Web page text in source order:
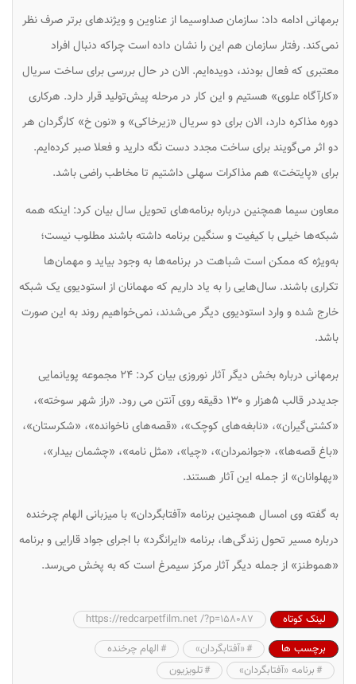
برمهانی ادامه داد: سازمان صداوسیما از عناوین و ویژندهای برتر صرف نظر
نمی‌کند. رفتار سازمان هم این را نشان داده است چراکه دنبال افراد
معتبری که فعال بودند، دویده‌ایم. الان در حال بررسی برای ساخت سریال
«کارآگاه علوی» هستیم و این کار در مرحله پیش‌تولید قرار دارد. هرکاری
دوره مذاکره دارد، الان برای دو سریال «زیرخاکی» و «نون خ» کارگردان هر
دو اثر می‌گویند برای ساخت ‌مجدد دست نگه دارید و فعلا صبر کرده‌ایم.
برای «پایتخت» هم مذاکرات سهلی داشتیم تا مخاطب راضی باشد.
معاون سیما همچنین درباره برنامه‌های تحویل سال بیان کرد: اینکه همه
شبکه‌ها خیلی با کیفیت و سنگین برنامه داشته باشند مطلوب نیست؛
به‌ویژه که ممکن است شباهت در برنامه‌ها به وجود بیاید و مهمان‌ها
تکراری باشند. سال‌هایی را به یاد داریم که مهمانان از استودیوی یک‌ شبکه
خارج شده و وارد استودیوی دیگر می‌شدند، نمی‌خواهیم روند به این صورت
باشد.
برمهانی درباره بخش دیگر آثار نوروزی بیان کرد: ۲۴ مجموعه پویانمایی
جدیددر قالب ۵هزار و ۱۳۰ دقیقه روی آنتن می رود. «راز شهر سوخته»،
«کشتی‌گیران»، «نابغه‌های کوچک»، «قصه‌های ناخوانده»، «شکرستان»،
«باغ قصه‌ها»، «جوانمردان»، «چیا»، «مثل نامه»، «چشمان بیدار»،
«پهلوانان» از جمله این آثار هستند.
به گفته وی امسال همچنین برنامه «آفتابگردان» با میزبانی الهام چرخنده
درباره مسیر تحول زندگی‌ها، برنامه «ایرانگرد» با اجرای جواد قارایی و برنامه
«هموطنز» از جمله دیگر آثار مرکز سیمرغ است که به پخش می‌رسد.
لینک کوتاه
https://redcarpetfilm.net /?p=158087
برچسب ها
«آفتابگردان»
الهام چرخنده
برنامه «آفتابگردان»
تلویزیون